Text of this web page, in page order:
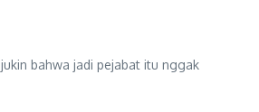
bahwa jadi pejabat itu nggak